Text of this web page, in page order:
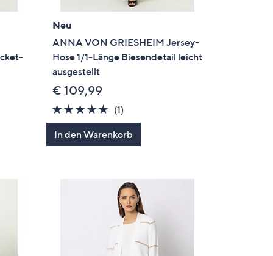
Neu
ANNA VON GRIESHEIM Jersey-
Hose 1/1-Länge Biesendetail leicht
ausgestellt
€ 109,99
5.0
von
5
(1)
Bewertungen
In den Warenkorb